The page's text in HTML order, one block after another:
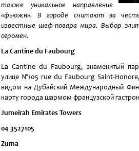
также уникальное направление
«фьюжн». В городе считают за
известные шеф-повара мира. Выбор
огромен.
La Cantine du Faubourg
La Cantine du Faubourg, знаменитый
улице N°105 rue du Faubourg Saint-
видом на Дубайский Международный
карту города шармом французской
Jumeirah Emirates Towers
04 3527105
Zuma